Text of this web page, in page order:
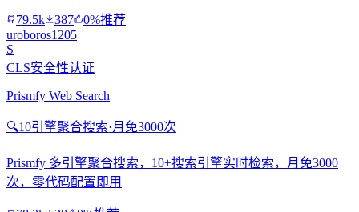
79.5k 387
0%推荐
uroboros1205
S
CLS安全性认证
Prismfy Web Search
🔍10引擎聚合搜索·月免3000次
Prismfy 多引擎聚合搜索，10+搜索引擎实时检索，月免3000
次，零代码配置即用